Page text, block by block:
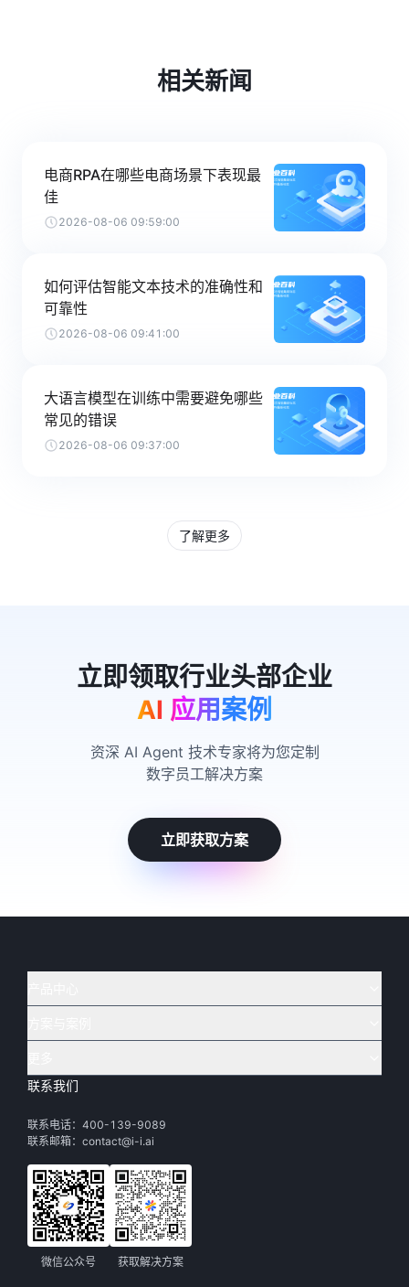
相关新闻
电商RPA在哪些电商场景下表现最
佳
2026-08-06 09:59:00
如何评估智能文本技术的准确性和
可靠性
2026-08-06 09:41:00
大语言模型在训练中需要避免哪些
常见的错误
2026-08-06 09:37:00
了解更多
AI 应用案例
资深 AI Agent 技术专家将为您定制
数字员工解决方案
立即获取方案
IDP 文档审阅 实在 RPA 机器人
实在 RPA 控制器
实在取数宝
电商
政府
制造
教育
财务
下载体验
实在学院
实在社区
帮助中心
智能体市场
渠道加盟
关于实在
加入我们
联系我们
联系电话：400-139-9089
联系邮箱：contact@i-i.ai
微信公众号 获取解决方案